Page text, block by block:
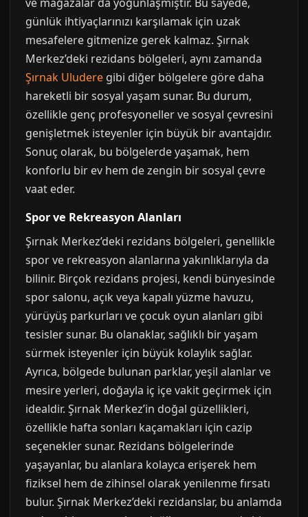
günlük ihtiyaçlarınızı karşılamak için uzak
mesafelere gitmenize gerek kalmaz. Şırnak
Merkez’deki rezidans bölgeleri, aynı zamanda
Şırnak Uludere gibi diğer bölgelere göre daha
hareketli bir sosyal yaşam sunar. Bu durum,
özellikle genç profesyoneller ve sosyal çevresini
genişletmek isteyenler için büyük bir avantajdır.
Sonuç olarak, bu bölgelerde yaşamak, hem
konforlu bir ev hem de zengin bir sosyal çevre
vaat eder.
Spor ve Rekreasyon Alanları
Şırnak Merkez’deki rezidans bölgeleri, genellikle
spor ve rekreasyon alanlarına yakınlıklarıyla da
bilinir. Birçok rezidans projesi, kendi bünyesinde
spor salonu, açık veya kapalı yüzme havuzu,
yürüyüş parkurları ve çocuk oyun alanları gibi
tesisler sunar. Bu olanaklar, sağlıklı bir yaşam
sürmek isteyenler için büyük kolaylık sağlar.
Ayrıca, bölgede bulunan parklar, yeşil alanlar ve
mesire yerleri, doğayla iç içe vakit geçirmek için
idealdir. Şırnak Merkez’in doğal güzellikleri,
özellikle hafta sonları kaçamakları için cazip
seçenekler sunar. Rezidans bölgelerinde
yaşayanlar, bu alanlara kolayca erişerek hem
fiziksel hem de zihinsel olarak yenilenme fırsatı
bulur. Şırnak Merkez’deki rezidanslar, bu anlamda